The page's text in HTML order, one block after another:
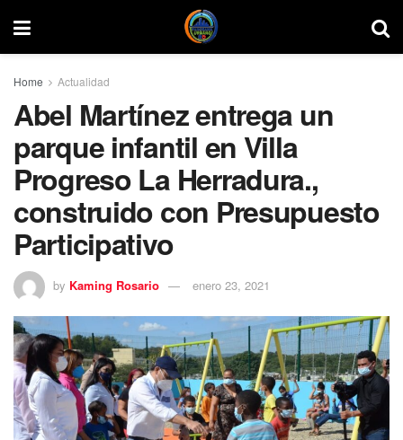
Home Actualidad
Abel Martínez entrega un
parque infantil en Villa
Progreso La Herradura.,
construido con Presupuesto
Participativo
by Kaming Rosario enero 23, 2021